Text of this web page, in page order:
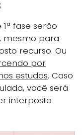
fase serão
mesmo para
recurso. Ou
por
estudos. Caso
você será
interposto